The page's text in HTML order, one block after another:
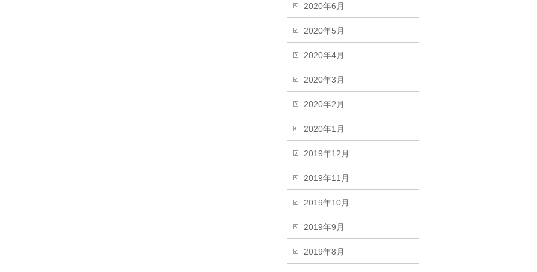
2020年6月
2020年5月
2020年4月
2020年3月
2020年2月
2020年1月
2019年12月
2019年11月
2019年10月
2019年9月
2019年8月